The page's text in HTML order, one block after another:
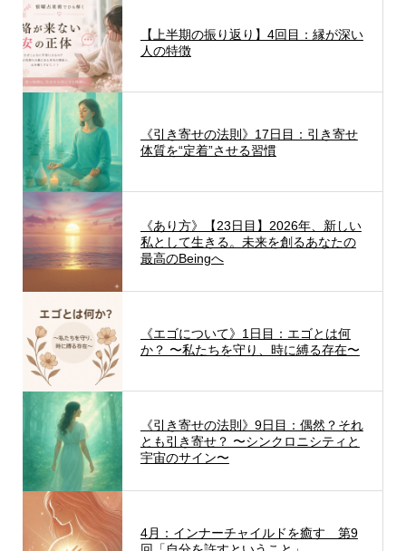
【上半期の振り返り】4回目：縁が深い
人の特徴
《引き寄せの法則》17日目：引き寄せ
体質を“定着”させる習慣
《あり方》【23日目】2026年、新しい
私として生きる。未来を創るあなたの
最高のBeingへ
《エゴについて》1日目：エゴとは何
か？ 〜私たちを守り、時に縛る存在〜
《引き寄せの法則》9日目：偶然？それ
とも引き寄せ？ 〜シンクロニシティと
宇宙のサイン〜
4月：インナーチャイルドを癒す 第9